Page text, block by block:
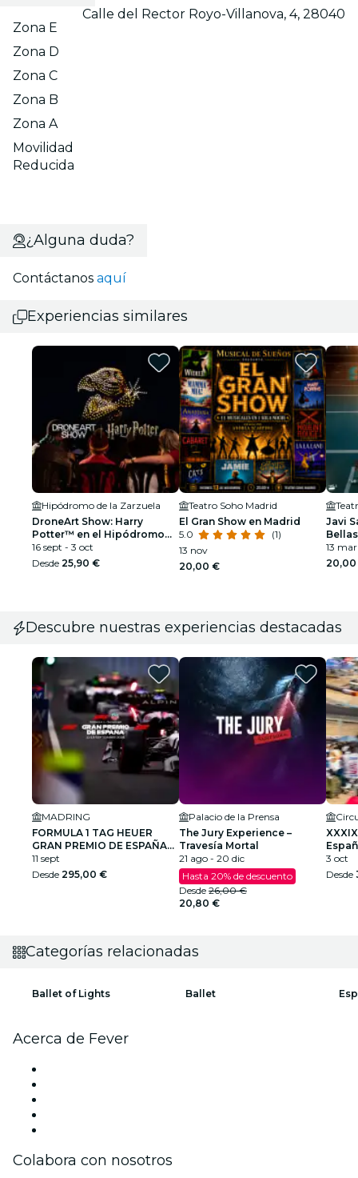
Zona E
Zona D
Zona C
Zona B
Zona A
Movilidad
Reducida
Calle del Rector Royo-Villanova, 4, 28040
¿Alguna duda?
Contáctanos aquí
Experiencias similares
Hipódromo de la Zarzuela
DroneArt Show: Harry
Potter™ en el Hipódromo
de la Zarzuela
16 sept - 3 oct
Desde 25,90 €
Teatro Soho Madrid
El Gran Show en Madrid
5.0
(1)
13 nov
20,00 €
Javi
(2ª
13 mar
Descubre nuestras experiencias destacadas
MADRING
FORMULA 1 TAG HEUER
GRAN PREMIO DE ESPAÑA
2026
11 sept
Desde 295,00 €
Palacio de la Prensa
The Jury Experience –
Travesía Mortal
21 ago - 20 dic
Hasta 20% de descuento
Desde 26,00 €
20,80 €
3 oct
Desde
Categorías relacionadas
Ballet of Lights Ballet
Acerca de Fever
Colabora con nosotros